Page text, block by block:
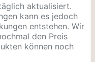
aktualisiert.
kann es jedoch
entstehen. Wir
den Preis
können noch